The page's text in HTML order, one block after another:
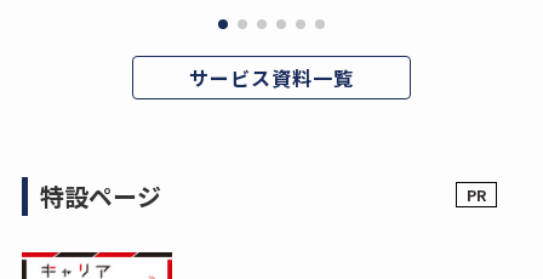
サービス資料一覧
特設ページ